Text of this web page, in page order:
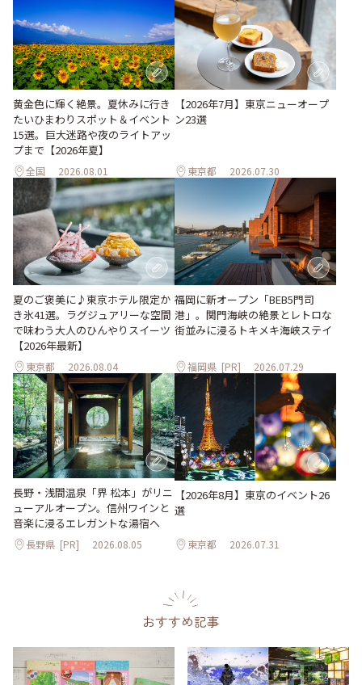
黄金色に輝く絶景。夏休みに行き
たいひまわりスポット＆イベント
15選。巨大迷路や夜のライトアッ
プまで【2026年夏】
全国 2026.08.01
【2026年7月】東京ニューオープ
ン23選
東京都 2026.07.30
夏のご褒美に♪東京ホテル限定か
き氷41選。ラグジュアリーな空間
で味わう大人のひんやりスイーツ
【2026年最新】
東京都 2026.08.04
福岡に新オープン「BEB5門司
港」。関門海峡の絶景とレトロな
街並みに浸るトキメキ海峡ステイ
福岡県 [PR] 2026.07.29
長野・浅間温泉「界 松本」がリニ
ューアルオープン。信州ワインと
音楽に浸るエレガントな湯宿へ
長野県 [PR] 2026.08.05
【2026年8月】東京のイベント26
選
東京都 2026.07.31
おすすめ記事